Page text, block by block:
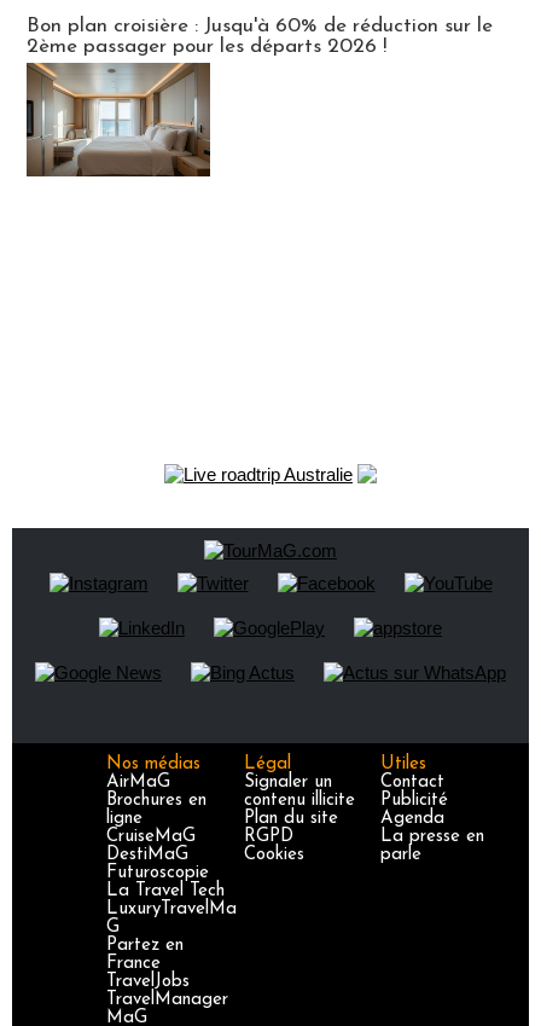
Bon plan croisière : Jusqu'à 60% de réduction sur le
2ème passager pour les départs 2026 !
Nos médias
AirMaG
Brochures en
ligne
CruiseMaG
DestiMaG
Futuroscopie
La Travel Tech
LuxuryTravelMa
G
Partez en
France
TravelJobs
TravelManager
MaG
Légal
Signaler un
contenu illicite
Plan du site
RGPD
Cookies
Utiles
Contact
Publicité
Agenda
La presse en
parle